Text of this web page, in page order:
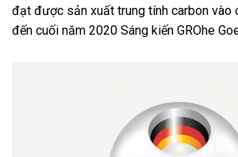
đạt được sản xuất trung tính carbon vào
đến cuối năm 2020 Sáng kiến ​​GROhe